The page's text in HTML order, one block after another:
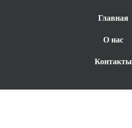
Главная
О нас
Контакты